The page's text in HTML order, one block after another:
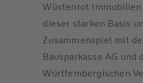
Wüstenrot
dieser starken Basis
Zusammenspiel mit
Bausparkasse AG und
Württembergischen